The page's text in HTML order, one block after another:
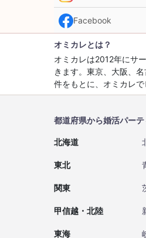
Facebook
オミカレとは？
オミカレは2012年にサ
きます。東京、大阪、
件をもとに、オミカレ
都道府県から婚活パー
北海道
東北
関東
甲信越・北陸
東海